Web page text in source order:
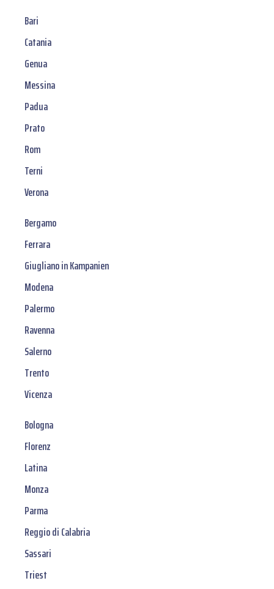
Bari
Catania
Genua
Messina
Padua
Prato
Rom
Terni
Verona
Bergamo
Ferrara
Giugliano in Kampanien
Modena
Palermo
Ravenna
Salerno
Trento
Vicenza
Bologna
Florenz
Latina
Monza
Parma
Reggio di Calabria
Sassari
Triest